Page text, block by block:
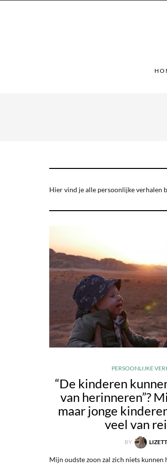
Hier vind je alle persoonlijke verhalen
PERSOONLIJKE
“De kinderen
van herinneren”?
maar jonge
veel van
BY
Mijn oudste zoon zal zich niets kunnen